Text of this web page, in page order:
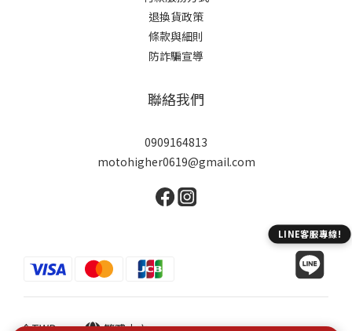
退換貨政策
條款與細則
防詐騙宣導
聯絡我們
0909164813
motohigher0619@gmail.com